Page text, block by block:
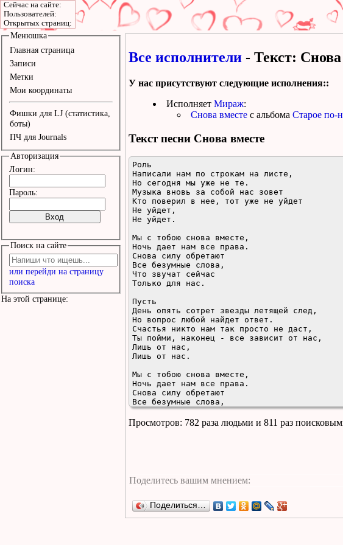
Все исполнители - Текст: Снова
У нас присутствуют следующие исполнения::
Исполняет Мираж:
Снова вместе с альбома Старое по-
Текст песни Снова вместе
Роль
Написали нам по строкам на листе,
Но сегодня мы уже не те.
Музыка вновь за собой нас зовет
Кто поверил в нее, тот уже не уйдет
Не уйдет,
Не уйдет.
Мы с тобою снова вместе,
Ночь дает нам все права.
Снова силу обретают
Все безумные слова,
Что звучат сейчас
Только для нас.
Пусть
День опять сотрет звезды летящей след,
Но вопрос любой найдет ответ.
Счастья никто нам так просто не даст,
Ты пойми, наконец - все зависит от нас,
Лишь от нас,
Лишь от нас.
Мы с тобою снова вместе,
Ночь дает нам все права.
Снова силу обретают
Все безумные слова,
Что звучат сейчас
Только для нас.
Мы с тобою снова вместе,
Снова силу обретают
Все безумные слова,
Что звучат сейчас
Просмотров: 782 раза людьми и 811 раз
Поделиться…
Менюшка
Главная страница
Записи
Метки
Мои координаты
Фишки для LJ (статистика,
боты)
ПЧ для Journals
Авторизация
Логин:
Пароль:
Поиск на сайте
или перейди на страницу
поиска
На этой странице:
Сейчас на сайте:
Пользователей:
Открытых страниц: